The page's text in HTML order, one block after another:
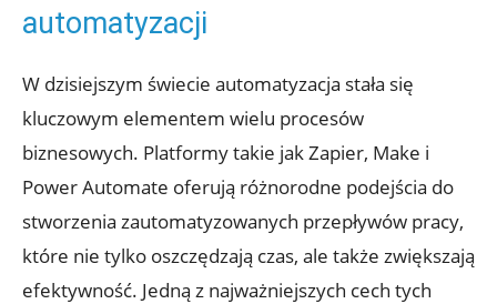
automatyzacji
W dzisiejszym świecie automatyzacja stała się
kluczowym elementem wielu procesów
biznesowych. Platformy takie jak Zapier, Make‌ i
⁢Power Automate ​oferują różnorodne⁣ podejścia do
stworzenia zautomatyzowanych przepływów pracy,
które nie tylko ‍oszczędzają czas, ale także zwiększają
efektywność. Jedną ⁣z najważniejszych cech tych